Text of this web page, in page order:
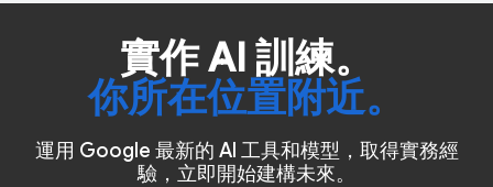
實作 AI 訓練。
你所在位置附近。
運用 Google 最新的 AI 工具和模型，取得實務經
驗，立即開始建構未來。